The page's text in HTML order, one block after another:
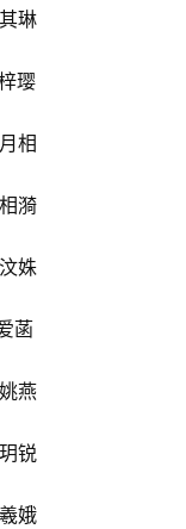
琳
璎
相
漪
姝
菡
燕
锐
娥